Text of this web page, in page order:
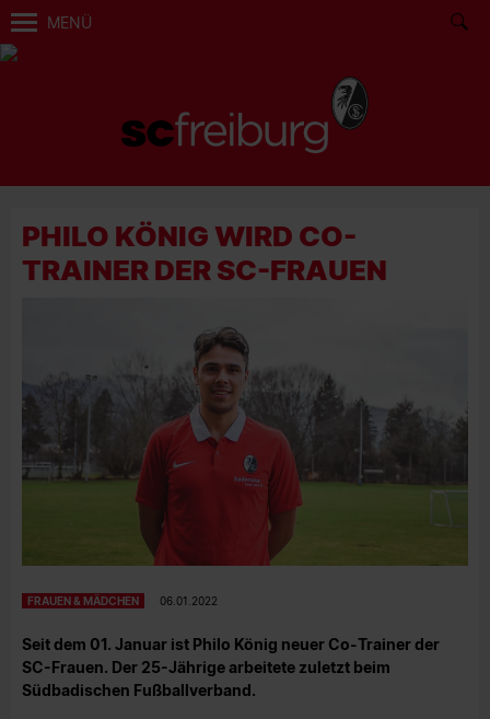
MENÜ
PHILO KÖNIG WIRD CO-
TRAINER DER SC-FRAUEN
FRAUEN & MÄDCHEN 06.01.2022
Seit dem 01. Januar ist Philo König neuer Co-Trainer der
SC-Frauen. Der 25-Jährige arbeitete zuletzt beim
Südbadischen Fußballverband.